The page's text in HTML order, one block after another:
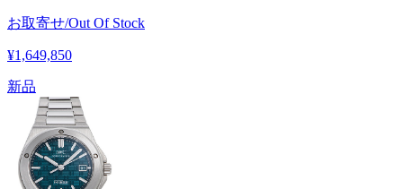
お取寄せ/Out Of Stock
¥1,649,850
新品